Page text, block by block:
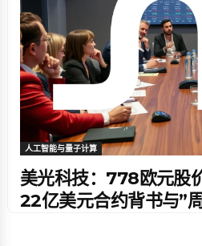
人工智能与量子计算
美光科技：778欧元
22亿美元合约背书与”